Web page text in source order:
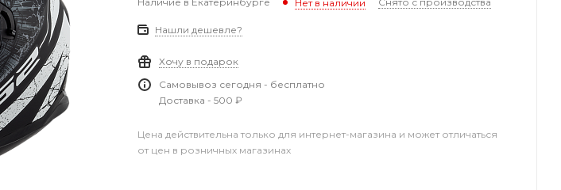
Нет в наличии
Нашли дешевле?
Хочу в подарок
Самовывоз сегодня - бесплатно
Доставка - 500 ₽
Цена действительна только для интернет-магазина и может отличаться
от цен в розничных магазинах